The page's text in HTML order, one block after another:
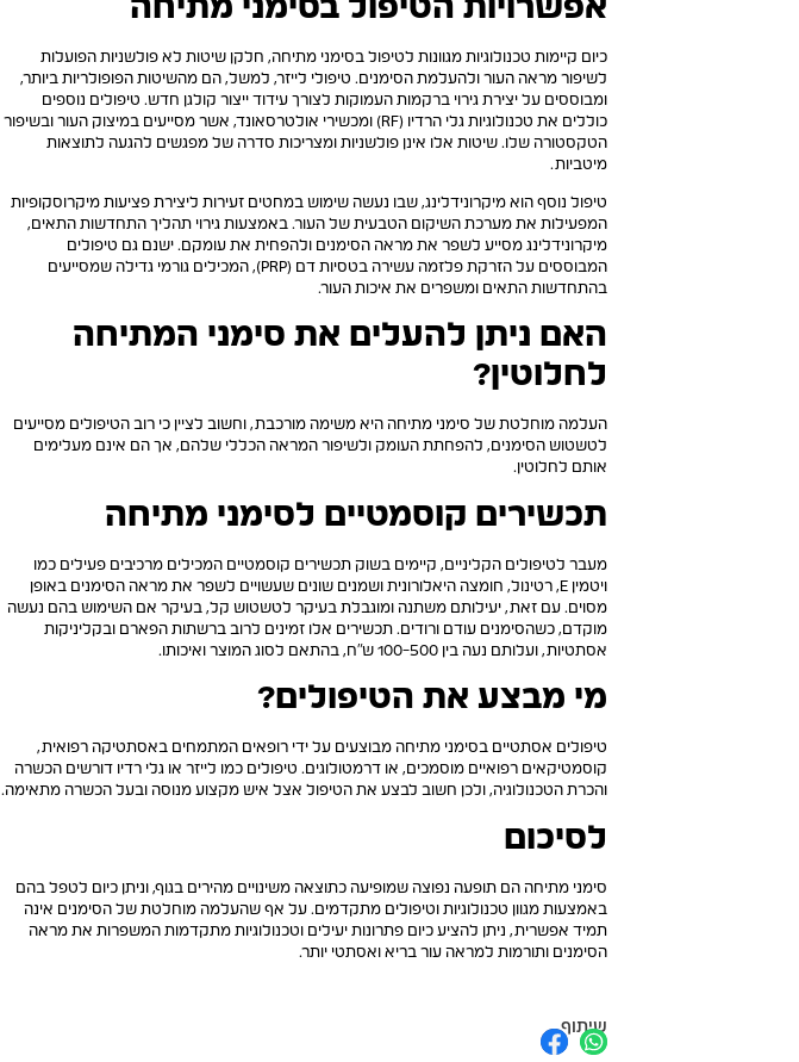
אפשרויות הטיפול בסימני מתיחה
כיום קיימות טכנולוגיות מגוונות לטיפול בסימני מתיחה, חלקן שיטות לא פולשניות הפועלות
לשיפור מראה העור ולהעלמת הסימנים. טיפולי לייזר, למשל, הם מהשיטות הפופולריות ביותר,
ומבוססים על יצירת גירוי ברקמות העמוקות לצורך עידוד ייצור קולגן חדש. טיפולים נוספים
כוללים את טכנולוגיות גלי הרדיו (RF) ומכשירי אולטרסאונד, אשר מסייעים במיצוק העור ובשיפור
הטקסטורה שלו. שיטות אלו אינן פולשניות ומצריכות סדרה של מפגשים להגעה לתוצאות
מיטביות.
טיפול נוסף הוא מיקרונידלינג, שבו נעשה שימוש במחטים זעירות ליצירת פציעות מיקרוסקופיות
המפעילות את מערכת השיקום הטבעית של העור. באמצעות גירוי תהליך התחדשות התאים,
מיקרונידלינג מסייע לשפר את מראה הסימנים ולהפחית את עומקם. ישנם גם טיפולים
המבוססים על הזרקת פלזמה עשירה בטסיות דם (PRP), המכילים גורמי גדילה שמסייעים
בהתחדשות התאים ומשפרים את איכות העור.
האם ניתן להעלים את סימני המתיחה
לחלוטין?
העלמה מוחלטת של סימני מתיחה היא משימה מורכבת, וחשוב לציין כי רוב הטיפולים מסייעים
לטשטוש הסימנים, להפחתת העומק ולשיפור המראה הכללי שלהם, אך הם אינם מעלימים
אותם לחלוטין.
תכשירים קוסמטיים לסימני מתיחה
מעבר לטיפולים הקליניים, קיימים בשוק תכשירים קוסמטיים המכילים מרכיבים פעילים כמו
ויטמין E, רטינול, חומצה היאלורונית ושמנים שונים שעשויים לשפר את מראה הסימנים באופן
מסוים. עם זאת, יעילותם משתנה ומוגבלת בעיקר לטשטוש קל, בעיקר אם השימוש בהם נעשה
מוקדם, כשהסימנים עודם ורודים. תכשירים אלו זמינים לרוב ברשתות הפארם ובקליניקות
אסתטיות, ועלותם נעה בין 100-500 ש"ח, בהתאם לסוג המוצר ואיכותו.
מי מבצע את הטיפולים?
טיפולים אסתטיים בסימני מתיחה מבוצעים על ידי רופאים המתמחים באסתטיקה רפואית,
קוסמטיקאים רפואיים מוסמכים, או דרמטולוגים. טיפולים כמו לייזר או גלי רדיו דורשים הכשרה
והכרת הטכנולוגיה, ולכן חשוב לבצע את הטיפול אצל איש מקצוע מנוסה ובעל הכשרה מתאימה.
לסיכום
סימני מתיחה הם תופעה נפוצה שמופיעה כתוצאה משינויים מהירים בגוף, וניתן כיום לטפל בהם
באמצעות מגוון טכנולוגיות וטיפולים מתקדמים. על אף שהעלמה מוחלטת של הסימנים אינה
תמיד אפשרית, ניתן להציע כיום פתרונות יעילים וטכנולוגיות מתקדמות המשפרות את מראה
הסימנים ותורמות למראה עור בריא ואסתטי יותר.
שיתוף